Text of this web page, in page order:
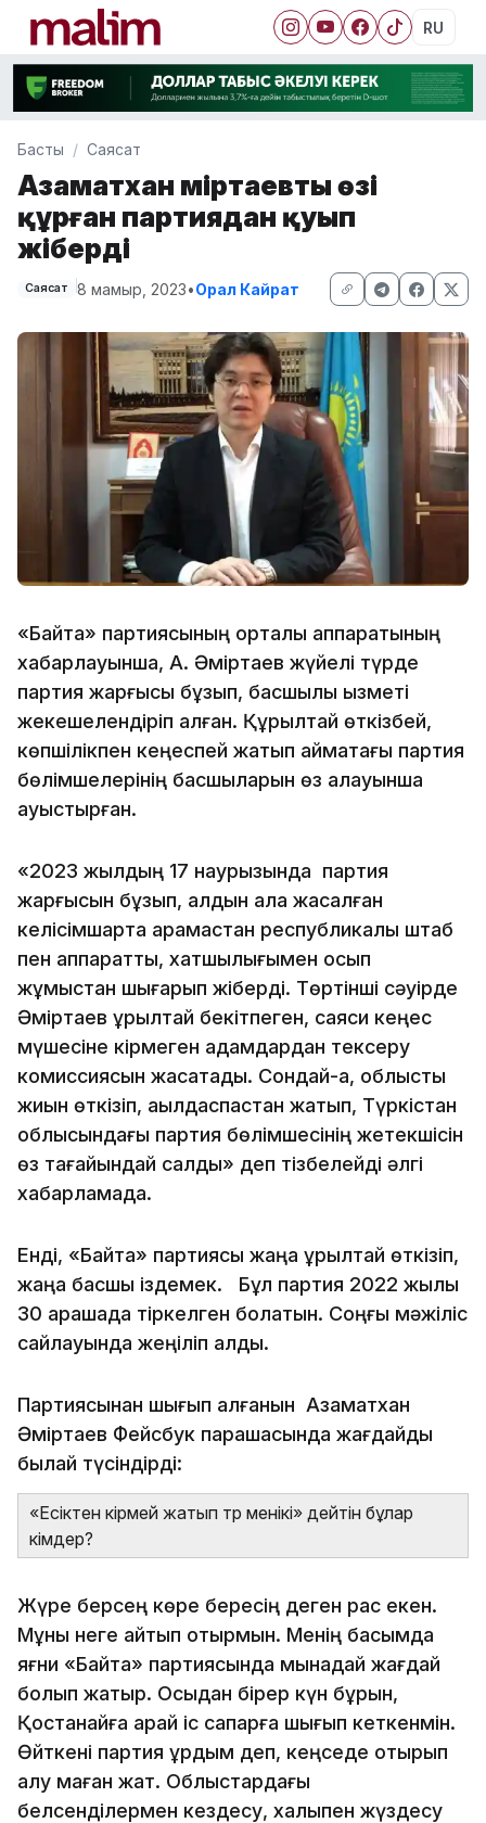
RU
Басты Саясат
Азаматхан Әміртаевты өзі
құрған партиядан қуып
жіберді
Саясат 8 мамыр, 2023•Орал Кайрат
«Байтақ» партиясының орталық аппаратының
хабарлауынша, А. Әміртаев жүйелі түрде
партия жарғысы бұзып, басшылық қызметі
жекешелендіріп алған. Құрылтай өткізбей,
көпшілікпен кеңеспей жатып аймақтағы партия
бөлімшелерінің басшыларын өз қалауынша
ауыстырған.
«2023 жылдың 17 наурызында партия
жарғысын бұзып, алдын ала жасалған
келісімшартқа қарамастан республикалық штаб
пен аппаратты, хатшылығымен қосып
жұмыстан шығарып жіберді. Төртінші сәуірде
Әміртаев құрылтай бекітпеген, саяси кеңес
мүшесіне кірмеген адамдардан тексеру
комиссиясын жасақтады. Сондай-ақ, облыстық
жиын өткізіп, ақылдаспастан жатып, Түркістан
облысындағы партия бөлімшесінің жетекшісін
өз тағайындай салды» деп тізбелейді әлгі
хабарламада.
Енді, «Байтақ» партиясы жаңа құрылтай өткізіп,
жаңа басшы іздемек. Бұл партия 2022 жылы
30 қарашада тіркелген болатын. Соңғы мәжіліс
сайлауында жеңіліп қалды.
Партиясынан шығып қалғанын Азаматхан
Әміртаев Фейсбук парақшасында жағдайды
былай түсіндірді:
«Есіктен кірмей жатып төр менікі» дейтін бұлар
кімдер?
Жүре берсең көре бересің деген рас екен.
Мұны неге айтып отырмын. Менің басымда
яғни «Байтақ» партиясында мынадай жағдай
болып жатыр. Осыдан бірер күн бұрын,
Қостанайға қарай іс сапарға шығып кеткенмін.
Өйткені партия құрдым деп, кеңседе отырып
алу маған жат. Облыстардағы
белсенділермен кездесу, халықпен жүздесу